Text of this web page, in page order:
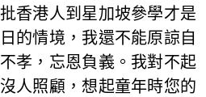
香港人到星加坡參學才是
的情境，我還不能原諒自
孝，忘恩負義。我對不起
人照顧，想起童年時您的